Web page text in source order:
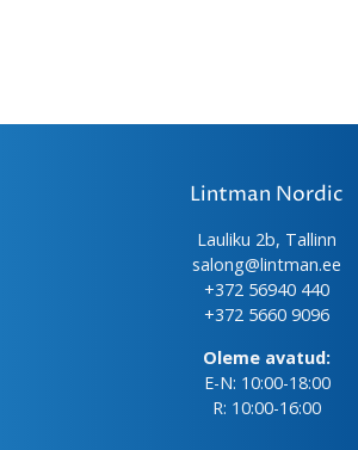
Lintman Nordic
Lauliku 2b, Tallinn
salong@lintman.ee
+372 56940 440
+372 5660 9096
Oleme avatud:
E-N: 10:00-18:00
R: 10:00-16:00